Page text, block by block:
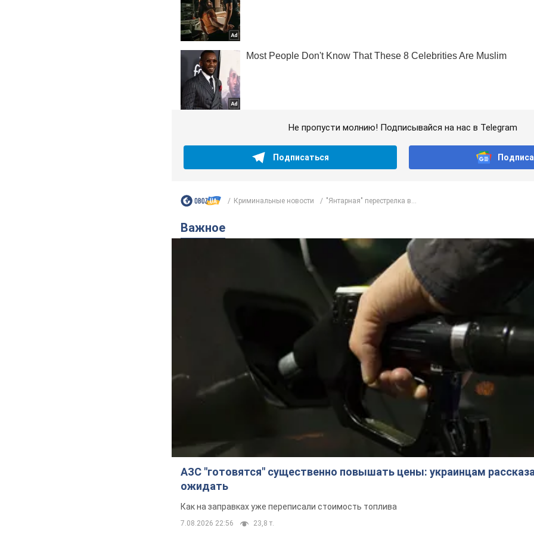
Не пропусти молнию! Подписывайся на нас в Telegram
Подписаться
Криминальные новости "Янтарная" перестрелка в...
Важное
АЗС "готовятся" существенно повышать цены: украинцам
ожидать
Как на заправках уже переписали стоимость топлива
7.08.2026 22:56 23,8 т.